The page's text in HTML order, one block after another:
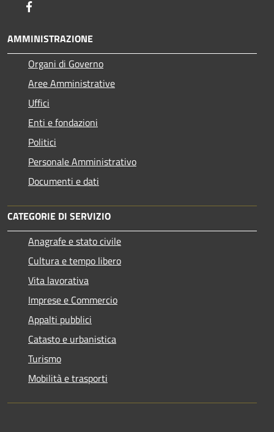
AMMINISTRAZIONE
Organi di Governo
Aree Amministrative
Uffici
Enti e fondazioni
Politici
Personale Amministrativo
Documenti e dati
CATEGORIE DI SERVIZIO
Anagrafe e stato civile
Cultura e tempo libero
Vita lavorativa
Imprese e Commercio
Appalti pubblici
Catasto e urbanistica
Turismo
Mobilità e trasporti